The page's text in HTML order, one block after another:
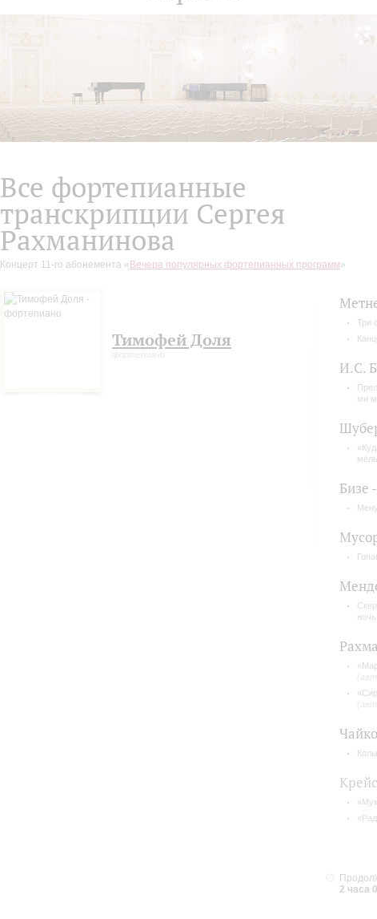
Все фортепианные
транскрипции Сергея
Рахманинова
Концерт 11-го абонемента « Вечера популярных фортепианных программ»
Тимофей Доля
фортепиано
Три
И.С.
ми
Бизе
2 часа